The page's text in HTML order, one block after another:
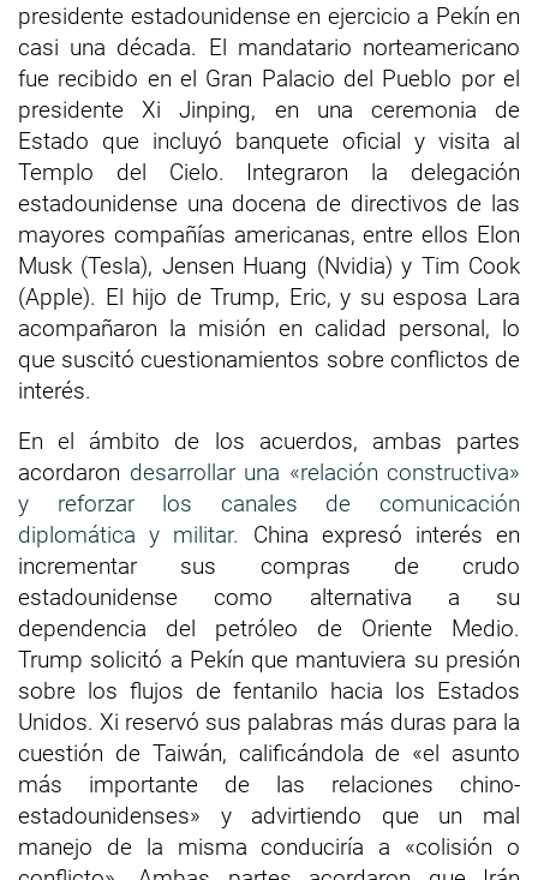
presidente estadounidense en ejercicio a Pekín en
casi una década. El mandatario norteamericano
fue recibido en el Gran Palacio del Pueblo por el
presidente Xi Jinping, en una ceremonia de
Estado que incluyó banquete oficial y visita al
Templo del Cielo. Integraron la delegación
estadounidense una docena de directivos de las
mayores compañías americanas, entre ellos Elon
Musk (Tesla), Jensen Huang (Nvidia) y Tim Cook
(Apple). El hijo de Trump, Eric, y su esposa Lara
acompañaron la misión en calidad personal, lo
que suscitó cuestionamientos sobre conflictos de
interés.
En el ámbito de los acuerdos, ambas partes
acordaron desarrollar una «relación constructiva»
y reforzar los canales de comunicación
diplomática y militar. China expresó interés en
incrementar sus compras de crudo
estadounidense como alternativa a su
dependencia del petróleo de Oriente Medio.
Trump solicitó a Pekín que mantuviera su presión
sobre los flujos de fentanilo hacia los Estados
Unidos. Xi reservó sus palabras más duras para la
cuestión de Taiwán, calificándola de «el asunto
más importante de las relaciones chino-
estadounidenses» y advirtiendo que un mal
manejo de la misma conduciría a «colisión o